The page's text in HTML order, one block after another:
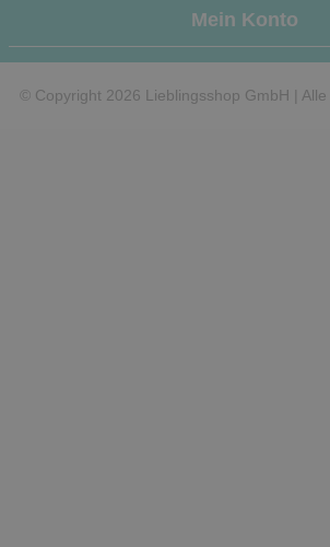
Mein Konto
© Copyright 2026 Lieblingsshop GmbH |